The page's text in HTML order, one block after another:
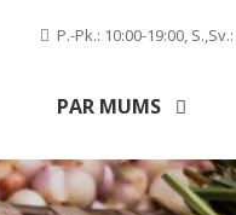
P.-Pk.: 10:00-19:00,
PAR MUMS